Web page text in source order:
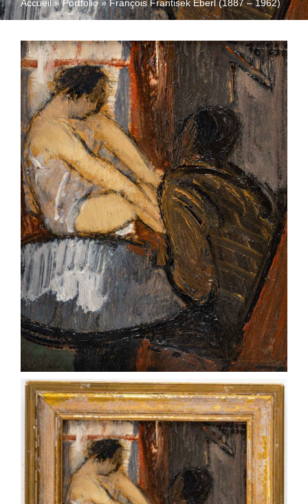
QUI SOMMES-NOUS
Accueil»Portfolio»François Frantisek Eberl (1887 – 1962)